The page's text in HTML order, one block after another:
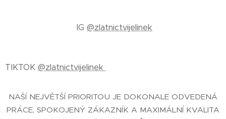
IG @zlatnictvijelinek
TIKTOK @zlatnictvijelinek
NAŠÍ NEJVĚTŠÍ PRIORITOU JE DOKONALE ODVEDENÁ
PRÁCE, SPOKOJENÝ ZÁKAZNÍK A MAXIMÁLNÍ KVALITA